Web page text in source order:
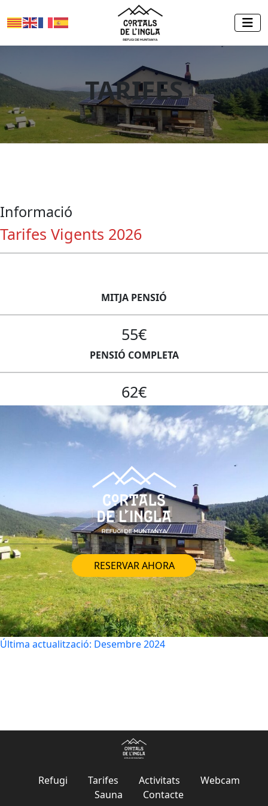
TARIFES
Informació
Tarifes Vigents 2026
MITJA PENSIÓ
55€
PENSIÓ COMPLETA
62€
RESERVAR AHORA
Última actualització: Desembre 2024
Refugi Tarifes Activitats
Webcam
Sauna
Contacte